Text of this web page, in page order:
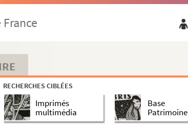
RECHERCHES CIBLÉES
Imprimés
multimédia
Base
Patrimoine